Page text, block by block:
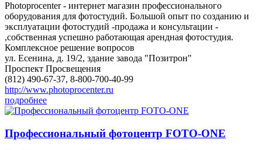
Photoprocenter - интернет магазин профессионального
оборудования для фотостудий. Большой опыт по созданию и
эксплуатации фотостудий -продажа и консультации -
,собственная успешно работающая арендная фотостудия.
Комплексное решение вопросов
ул. Есенина, д. 19/2, здание завода "Позитрон"
Проспект Просвещения
(812) 490-67-37, 8-800-700-40-99
http://www.photoprocenter.ru
подробнее
Профессиональный фотоцентр FOTO-ONE